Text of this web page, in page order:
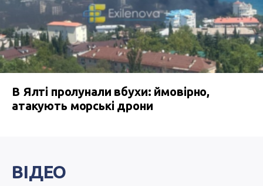
В Ялті пролунали вбухи: ймовірно,
атакують морські дрони
ВІДЕО